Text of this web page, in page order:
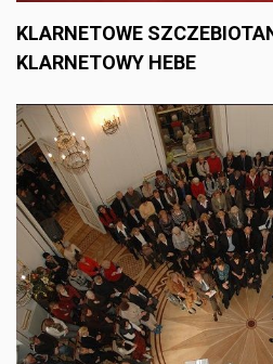
KLARNETOWE
KLARNETOWY HEBE